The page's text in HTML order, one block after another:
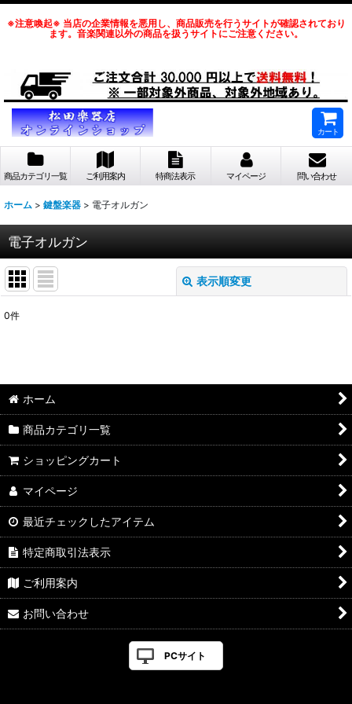
※注意喚起※ 当店の企業情報を悪用し、商品販売を行うサイトが確認されており
ます。音楽関連以外の商品を扱うサイトにご注意ください。
カート
商品カテゴリ一覧 ご利用案内 特商法表示 マイページ 問い合わせ
ホーム > 鍵盤楽器 > 電子オルガン
電子オルガン
表示順変更
絞り込む
0件
ホーム
商品カテゴリ一覧
ショッピングカート
マイページ
最近チェックしたアイテム
特定商取引法表示
ご利用案内
お問い合わせ
PCサイト